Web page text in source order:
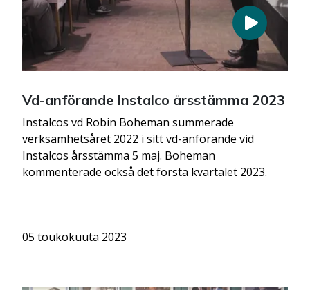
Vd-anförande Instalco årsstämma 2023
Instalcos vd Robin Boheman summerade
verksamhetsåret 2022 i sitt vd-anförande vid
Instalcos årsstämma 5 maj. Boheman
kommenterade också det första kvartalet 2023.
05 toukokuuta 2023